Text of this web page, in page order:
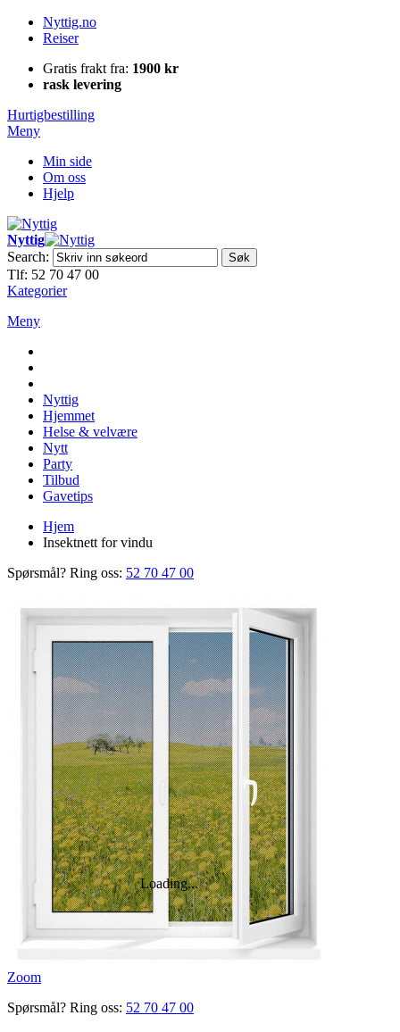
Nyttig.no
Reiser
Gratis frakt fra: 1900 kr
rask levering
Hurtigbestilling
Meny
Min side
Om oss
Hjelp
Nyttig
Search:
Søk
Tlf: 52 70 47 00
Kategorier
Meny
Nyttig
Hjemmet
Helse & velvære
Nytt
Party
Tilbud
Gavetips
Hjem
Insektnett for vindu
Spørsmål? Ring oss: 52 70 47 00
Zoom
Spørsmål? Ring oss: 52 70 47 00